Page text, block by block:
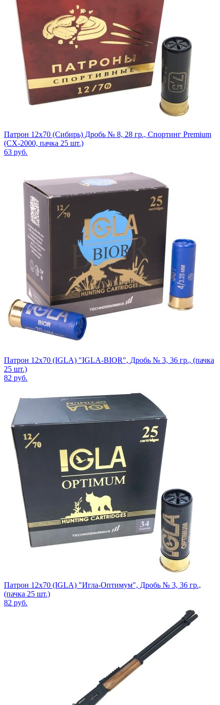
Патрон 12x70 (Сибирь) Дробь № 8, 28 гр., Спортинг Premium
(СХ-2000, пачка 25 шт.)
63 руб.
Патрон 12x70 (IGLA) "IGLA-BIOR", Дробь № 3, 36 гр., (пачка
25 шт.)
82 руб.
Патрон 12x70 (IGLA) "Игла-Оптимум", Дробь № 3, 36 гр.,
(пачка 25 шт.)
82 руб.